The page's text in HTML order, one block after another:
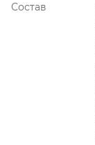
Состав